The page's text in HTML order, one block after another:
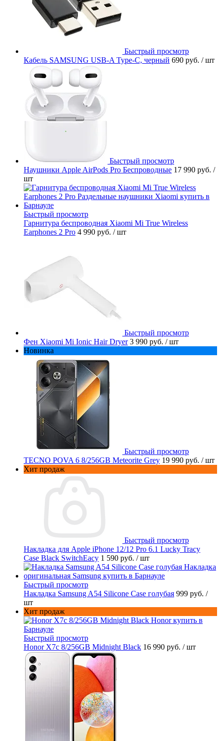
Быстрый просмотр
Кабель SAMSUNG USB-A Type-C, черный 690 руб. / шт
Быстрый просмотр
Наушники Apple AirPods Pro Беспроводные 17 990 руб. /
шт
Быстрый просмотр
Гарнитура беспроводная Xiaomi Mi True Wireless
Earphones 2 Pro 4 990 руб. / шт
Быстрый просмотр
Фен Xiaomi Mi Ionic Hair Dryer 3 990 руб. / шт
Новинка
Быстрый просмотр
TECNO POVA 6 8/256GB Meteorite Grey 19 990 руб. / шт
Хит продаж
Быстрый просмотр
Накладка для Apple iPhone 12/12 Pro 6.1 Lucky Tracy
Case Black SwitchEacy 1 590 руб. / шт
Быстрый просмотр
Накладка Samsung A54 Silicone Case голубая 999 руб. /
шт
Хит продаж
Быстрый просмотр
Honor X7c 8/256GB Midnight Black 16 990 руб. / шт